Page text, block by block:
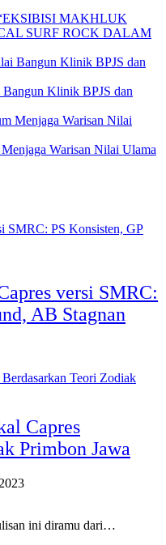
MAKHLUK
SURF ROCK DALAM
Klinik BPJS dan
Warisan Nilai Ulama
versi SMRC:
AB Stagnan
Capres
Primbon Jawa
ini diramu dari…